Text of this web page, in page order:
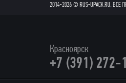
2014-2026 © RUS-UPACK.RU.
Красноярск
+7 (391) 272-